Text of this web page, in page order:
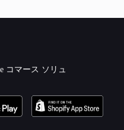
コマース ソリュ